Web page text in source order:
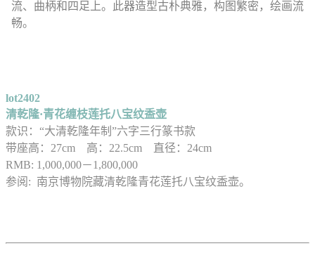
流、曲柄和四足上。此器造型古朴典雅，构图繁密，绘画流
畅。
lot2402
清乾隆·青花缠枝莲托八宝纹盉壶
款识：“大清乾隆年制”六字三行篆书款
带座高：27cm 高：22.5cm 直径：24cm
RMB: 1,000,000－1,800,000
参阅: 南京博物院藏清乾隆青花莲托八宝纹盉壶。